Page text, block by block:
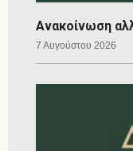
Ανακοίνωση
7 Αυγούστου 2026